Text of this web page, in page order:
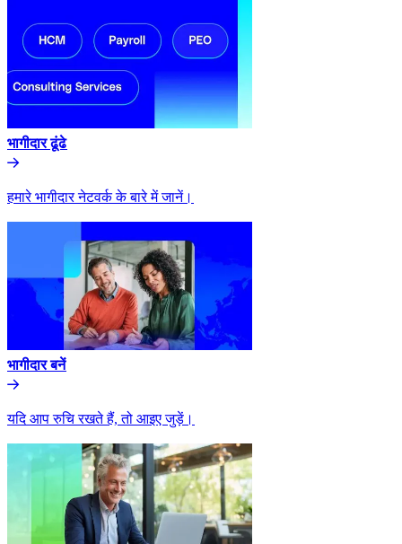
भागीदार ढूंढे​​
हमारे भागीदार नेटवर्क के बारे में जानें।​​
भागीदार बनें​​
यदि आप रुचि रखते हैं, तो आइए जुड़ें।​​